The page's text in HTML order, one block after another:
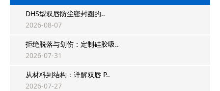
DHS型双唇防尘密封圈的..
2026-08-07
拒绝脱落与划伤：定制硅胶吸..
2026-07-31
从材料到结构：详解双唇 P..
2026-07-27